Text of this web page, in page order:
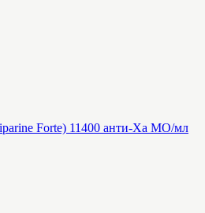
Forte) 11400 анти-Ха МО/мл